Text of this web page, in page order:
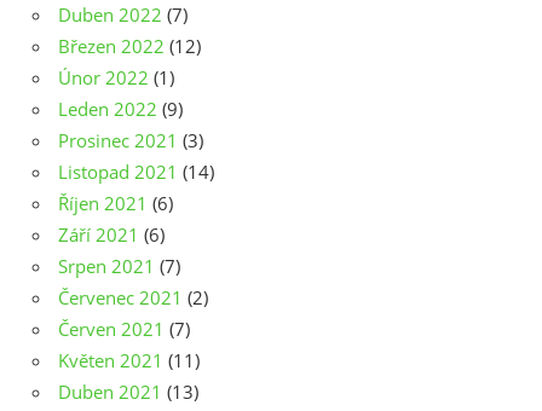
Duben 2022 (7)
Březen 2022 (12)
Únor 2022 (1)
Leden 2022 (9)
Prosinec 2021 (3)
Listopad 2021 (14)
Říjen 2021 (6)
Září 2021 (6)
Srpen 2021 (7)
Červenec 2021 (2)
Červen 2021 (7)
Květen 2021 (11)
Duben 2021 (13)